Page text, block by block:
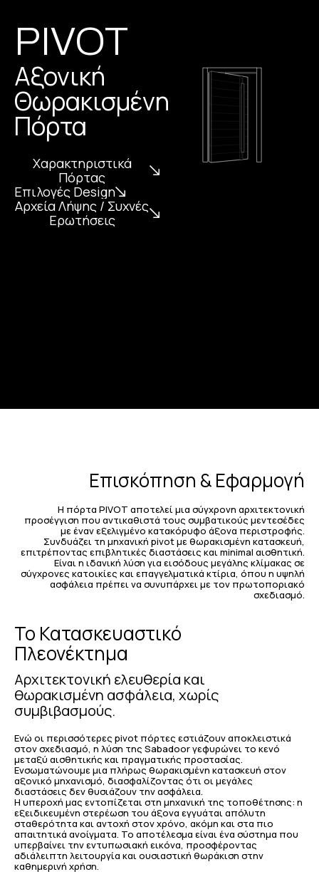
PIVOT
Αξονική
Θωρακισμένη
Πόρτα
Χαρακτηριστικά
Πόρτας
Επιλογές Design
Αρχεία Λήψης / Συχνές
Ερωτήσεις
Επισκόπηση & Εφαρμογή
Η πόρτα PIVOT αποτελεί μια σύγχρονη αρχιτεκτονική
προσέγγιση που αντικαθιστά τους συμβατικούς μεντεσέδες
με έναν εξελιγμένο κατακόρυφο άξονα περιστροφής.
Συνδυάζει τη μηχανική pivot με θωρακισμένη κατασκευή,
επιτρέποντας επιβλητικές διαστάσεις και minimal αισθητική.
Είναι η ιδανική λύση για εισόδους μεγάλης κλίμακας σε
σύγχρονες κατοικίες και επαγγελματικά κτίρια, όπου η υψηλή
ασφάλεια πρέπει να συνυπάρχει με τον πρωτοποριακό
σχεδιασμό.
Το Κατασκευαστικό
Πλεονέκτημα
Αρχιτεκτονική ελευθερία και
θωρακισμένη ασφάλεια, χωρίς
συμβιβασμούς.
Ενώ οι περισσότερες pivot πόρτες εστιάζουν αποκλειστικά
στον σχεδιασμό, η λύση της Sabadoor γεφυρώνει το κενό
μεταξύ αισθητικής και πραγματικής προστασίας.
Ενσωματώνουμε μια πλήρως θωρακισμένη κατασκευή στον
αξονικό μηχανισμό, διασφαλίζοντας ότι οι μεγάλες
διαστάσεις δεν θυσιάζουν την ασφάλεια.
Η υπεροχή μας εντοπίζεται στη μηχανική της τοποθέτησης: η
εξειδικευμένη στερέωση του άξονα εγγυάται απόλυτη
σταθερότητα και αντοχή στον χρόνο, ακόμη και στα πιο
απαιτητικά ανοίγματα. Το αποτέλεσμα είναι ένα σύστημα που
υπερβαίνει την εντυπωσιακή εικόνα, προσφέροντας
αδιάλειπτη λειτουργία και ουσιαστική θωράκιση στην
καθημερινή χρήση.